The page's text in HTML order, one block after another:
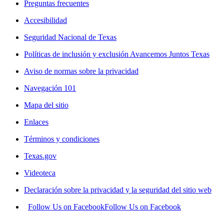
Preguntas frecuentes
Accesibilidad
Seguridad Nacional de Texas
Políticas de inclusión y exclusión Avancemos Juntos Texas
Aviso de normas sobre la privacidad
Navegación 101
Mapa del sitio
Enlaces
Términos y condiciones
Texas.gov
Videoteca
Declaración sobre la privacidad y la seguridad del sitio web
Follow Us on FacebookFollow Us on Facebook